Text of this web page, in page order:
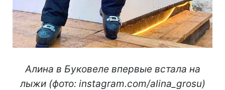
Алина в Буковеле впервые встала на
лыжи (фото: instagram.com/alina_grosu)